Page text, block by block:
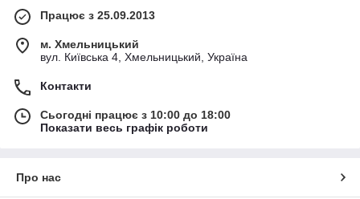
Працює з 25.09.2013
м. Хмельницький
вул. Київська 4, Хмельницький, Україна
Контакти
Сьогодні працює з 10:00 до 18:00
Показати весь графік роботи
Про нас